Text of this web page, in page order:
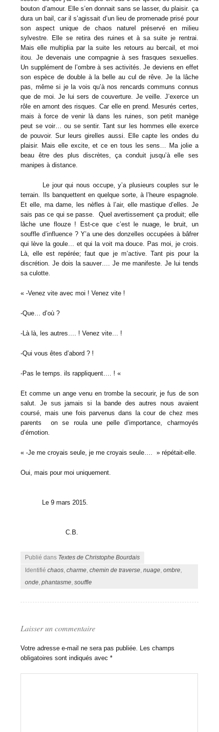
bouton d’amour. Elle s’en donnait sans se lasser, du plaisir. ça
dura un bail, car il s’agissait d’un lieu de promenade prisé pour
son aspect unique de chaos naturel préservé en milieu
sylvestre. Elle se retira des ruines et à sa suite je rentrai.
Mais elle multiplia par la suite les retours au bercail, et moi
itou. Je devenais une compagnie à ses frasques sexuelles.
Un supplément de l’ombre à ses activités. Je deviens en effet
son espèce de double à la belle au cul de rêve. Je la lâche
pas, même si je la vois qu’à nos rencards communs connus
que de moi. Je lui sers de couverture. Je veille. J’exerce un
rôle en amont des risques. Car elle en prend. Mesurés certes,
mais à force de venir là dans les ruines, son petit manège
peut se voir… ou se sentir. Tant sur les hommes elle exerce
de pouvoir. Sur leurs girelles aussi. Elle capte les ondes du
plaisir. Mais elle excite, et ce en tous les sens… Ma jolie a
beau être des plus discrètes, ça conduit jusqu’à elle ses
manipes à distance.
Le jour qui nous occupe, y’a plusieurs couples sur le
terrain. Ils banquettent en quelque sorte, à l’heure espagnole.
Et elle, ma dame, les nèfles à l’air, elle mastique d’elles. Je
sais pas ce qui se passe. Quel avertissement ça produit; elle
lâche une flouze ! Est-ce que c’est le nuage, le bruit, un
souffle d’influence ? Y’a une des donzelles occupées à bâfrer
qui lève la goule… et qui la voit ma douce. Pas moi, je crois.
Là, elle est repérée; faut que je m’active. Tant pis pour la
discrétion. Je dois la sauver…. Je me manifeste. Je lui tends
sa culotte.
« -Venez vite avec moi ! Venez vite !
-Que… d’où ?
-Là là, les autres…. ! Venez vite… !
-Qui vous êtes d’abord ? !
-Pas le temps. ils rappliquent…. ! «
Et comme un ange venu en trombe la secourir, je fus de son
salut. Je sus jamais si la bande des autres nous avaient
coursé, mais une fois parvenus dans la cour de chez mes
parents on se roula une pelle d’importance, charmoyés
d’émotion.
« -Je me croyais seule, je me croyais seule…. » répétait-elle.
Oui, mais pour moi uniquement.
Le 9 mars 2015.
C.B.
Publié dans Textes de Christophe Bourdais
Identifiéchaos ,charme ,chemin de traverse ,nuage ,ombre
onde ,phantasme ,souffle
Laisser un commentaire
Votre adresse e-mail ne sera pas publiée. Les champs
obligatoires sont indiqués avec*